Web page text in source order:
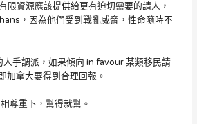
限資源應該提供給更有迫切需要的請人，
，因為他們受到戰亂威脅，性命隨時不
人手調派，如果傾向 in favour 某類移民請
加拿大要得到合理回報。
尊重下，幫得就幫。